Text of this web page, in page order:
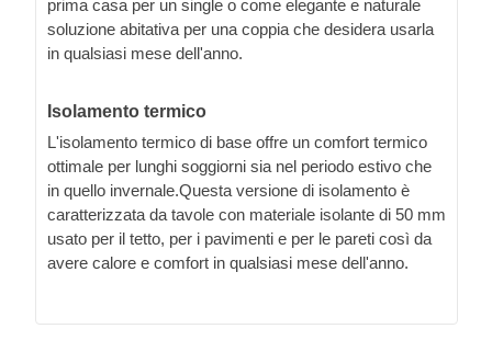
prima casa per un single o come elegante e naturale
soluzione abitativa per una coppia che desidera usarla
in qualsiasi mese dell'anno.
Isolamento termico
L'isolamento termico di base offre un comfort termico
ottimale per lunghi soggiorni sia nel periodo estivo che
in quello invernale.Questa versione di isolamento è
caratterizzata da tavole con materiale isolante di 50 mm
usato per il tetto, per i pavimenti e per le pareti così da
avere calore e comfort in qualsiasi mese dell'anno.